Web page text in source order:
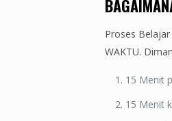
Proses
WAKTU.
15 Menit
15 Menit